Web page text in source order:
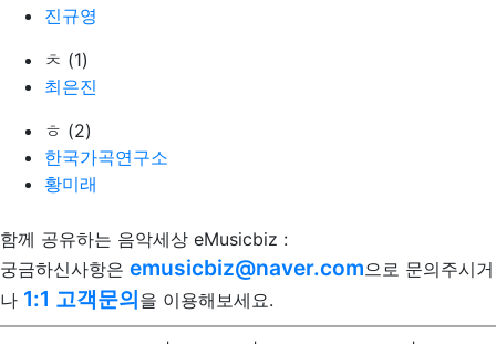
진규영
ㅊ (1)
최은진
ㅎ (2)
한국가곡연구소
황미래
함께 공유하는 음악세상 eMusicbiz :
궁금하신사항은 emusicbiz@naver.com으로 문의주시거
나 1:1 고객문의을 이용해보세요.